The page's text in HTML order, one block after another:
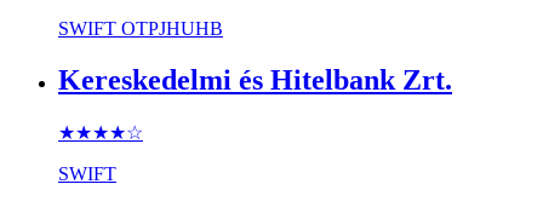
SWIFT OTPJHUHB
Kereskedelmi és Hitelbank Zrt.
★★★★☆
SWIFT